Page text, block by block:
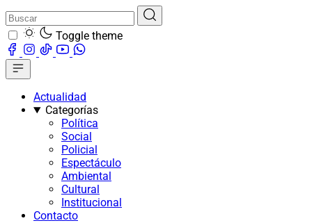
Toggle theme
Actualidad
Categorías
Política
Social
Policial
Espectáculo
Ambiental
Cultural
Institucional
Contacto